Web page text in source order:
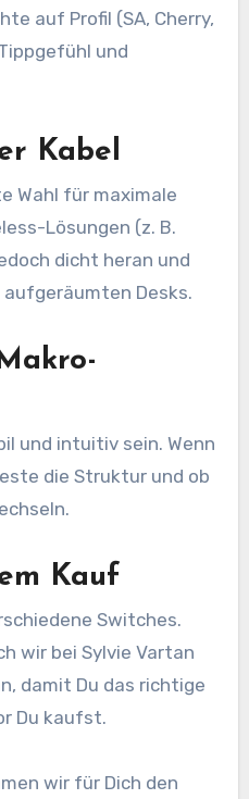
auf Profil (SA, Cherry,
und
Kabel
Wahl für maximale
Lösungen (z. B.
dicht heran und
Desks.
und intuitiv sein. Wenn
die Struktur und ob
Kauf
Switches.
wir bei Sylvie Vartan
damit Du das richtige
Du kaufst.
wir für Dich den